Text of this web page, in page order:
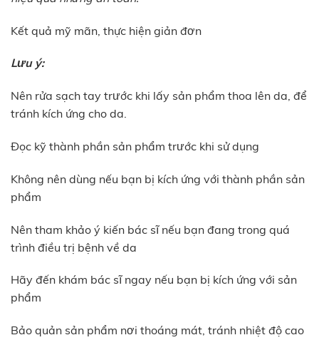
Kết quả mỹ mãn, thực hiện giản đơn
Lưu ý:
Nên rửa sạch tay trước khi lấy sản phẩm thoa lên da, để
tránh kích ứng cho da.
Đọc kỹ thành phần sản phẩm trước khi sử dụng
Không nên dùng nếu bạn bị kích ứng với thành phần sản
phẩm
Nên tham khảo ý kiến bác sĩ nếu bạn đang trong quá
trình điều trị bệnh về da
Hãy đến khám bác sĩ ngay nếu bạn bị kích ứng với sản
phẩm
Bảo quản sản phẩm nơi thoáng mát, tránh nhiệt độ cao